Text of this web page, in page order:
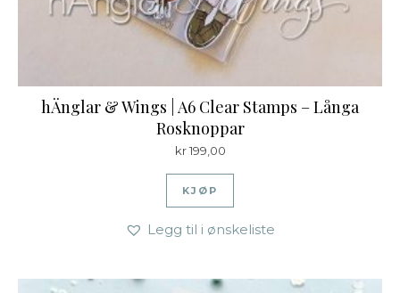
hÄnglar & Wings | A6 Clear Stamps – Långa
Rosknoppar
kr199,00
KJØP
Legg til i ønskeliste